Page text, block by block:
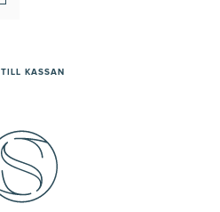
TILL KASSAN